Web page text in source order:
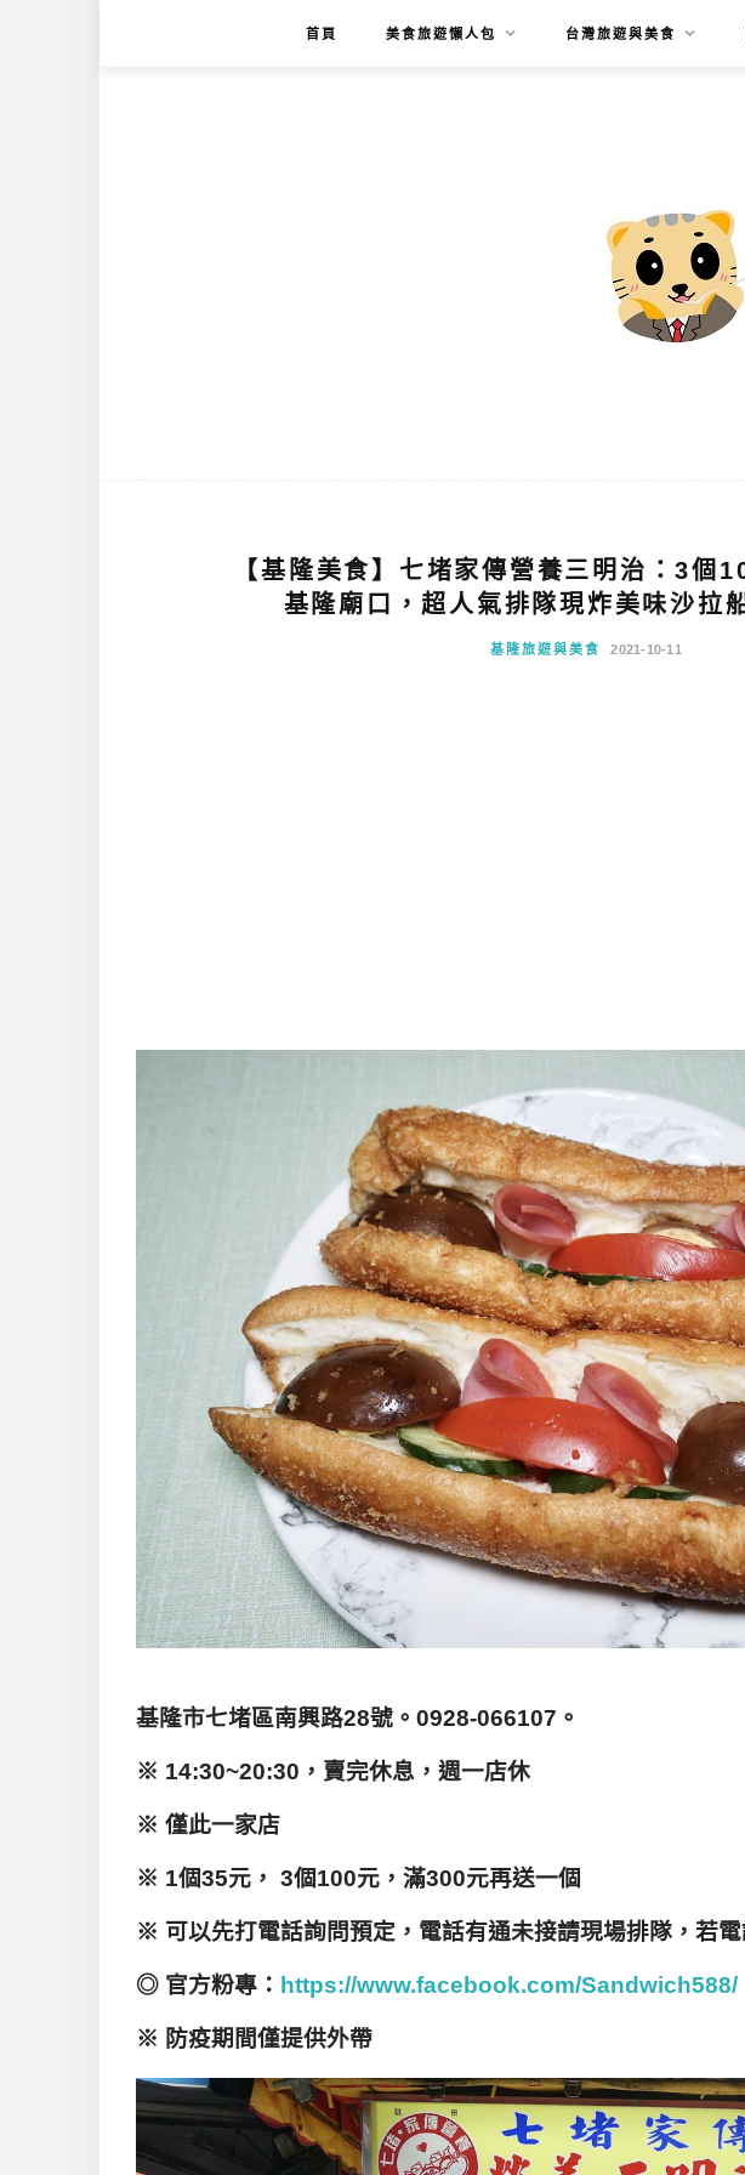
首頁 美食旅遊懶人包 台灣旅遊與美食
【基隆美食】七堵家傳營養三明治：3個
基隆廟口，超人氣排隊現炸美味沙拉
基隆旅遊與美食 2021-10-11
基隆市七堵區南興路28號。0928-066107 。
※ 14:30~20:30 ，賣完休息，週一店休
※ 僅此一家店
※ 1個35元， 3個100元，滿300元再送一個
※ 可以先打電話詢問預定，電話有通未接請現場排隊，若
◎ 官方粉專： https://www.facebook.com/Sandwich588/
※ 防疫期間僅提供外帶